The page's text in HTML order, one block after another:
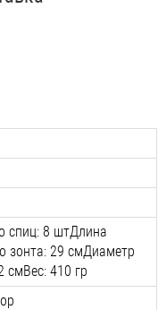
спиц: 8 штДлина
зонта: 29 смДиаметр
смВес: 410 гр